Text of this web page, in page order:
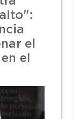
el
el